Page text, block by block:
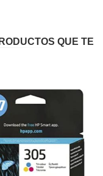
QUE TE